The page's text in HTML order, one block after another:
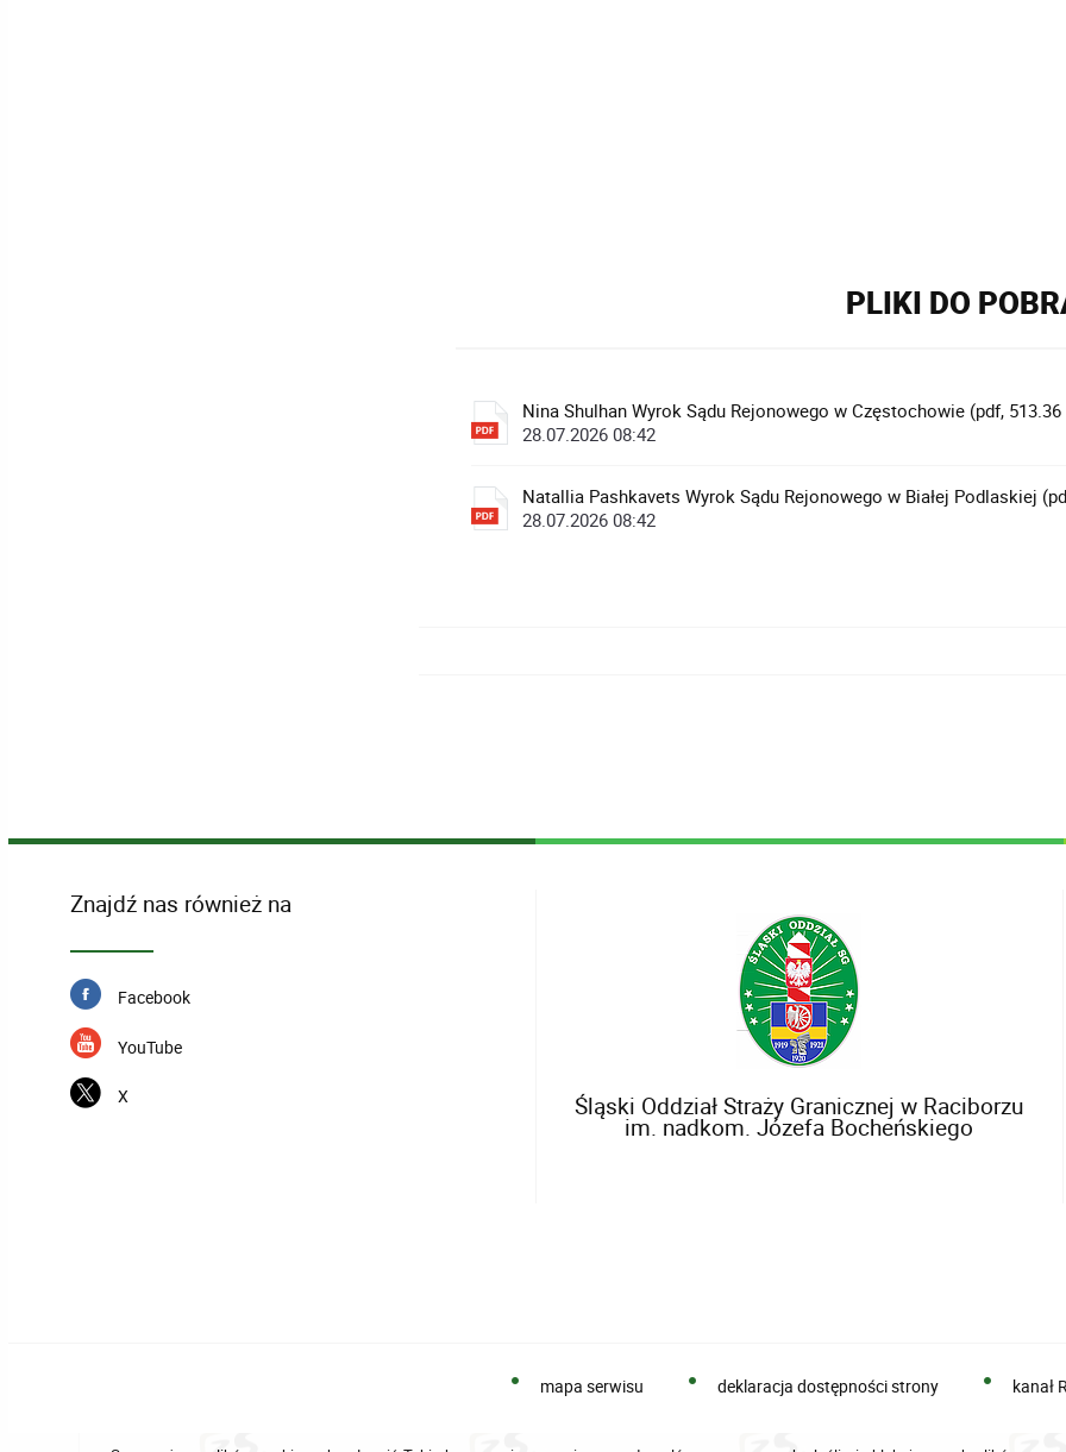
PLIKI DO
Nina Shulhan Wyrok Sądu Rejonowego w Częstochowie (pdf, 513.36
28.07.2026 08:42
Natallia Pashkavets Wyrok Sądu Rejonowego w Białej Podlaskiej
28.07.2026 08:42
Znajdź nas również na
Facebook
YouTube
X Śląski Oddział Straży Granicznej w Raciborzu
im. nadkom. Józefa Bocheńskiego
mapa serwisu deklaracja dostępności strony kanał